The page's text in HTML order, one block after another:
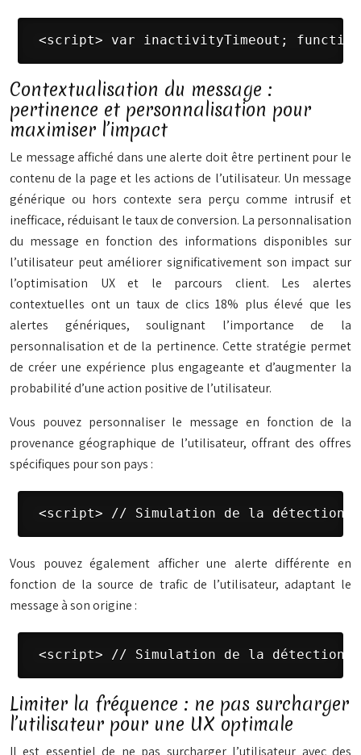
<script> var inactivityTimeout;
Contextualisation du message :
pertinence et personnalisation pour
maximiser l’impact
Le message affiché dans une alerte doit être pertinent pour le
contenu de la page et les actions de l’utilisateur. Un message
générique ou hors contexte sera perçu comme intrusif et
inefficace, réduisant le taux de conversion. La personnalisation
du message en fonction des informations disponibles sur
l’utilisateur peut améliorer significativement son impact sur
l’optimisation UX et le parcours client. Les alertes
contextuelles ont un taux de clics 18% plus élevé que les
alertes génériques, soulignant l’importance de la
personnalisation et de la pertinence. Cette stratégie permet
de créer une expérience plus engageante et d’augmenter la
probabilité d’une action positive de l’utilisateur.
Vous pouvez personnaliser le message en fonction de la
provenance géographique de l’utilisateur, offrant des offres
spécifiques pour son pays :
<script> // Simulation de la détection
Vous pouvez également afficher une alerte différente en
fonction de la source de trafic de l’utilisateur, adaptant le
message à son origine :
<script> // Simulation de la détection
Limiter la fréquence : ne pas surcharger
l’utilisateur pour une UX optimale
Il est essentiel de ne pas surcharger l’utilisateur avec des